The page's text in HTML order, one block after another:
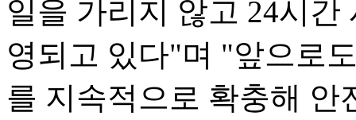
일을 가리지 않고 24시
영되고 있다"며 "앞으로
를 지속적으로 확충해 안